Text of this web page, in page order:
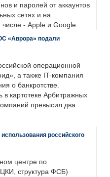
и паролей от аккаунтов
сетях и на
числе - Apple и Google.
«Аврора» подали
операционной
а также IT-компания
о банкротстве.
картотеке Арбитражных
превысил два
российского
центре по
структура ФСБ)